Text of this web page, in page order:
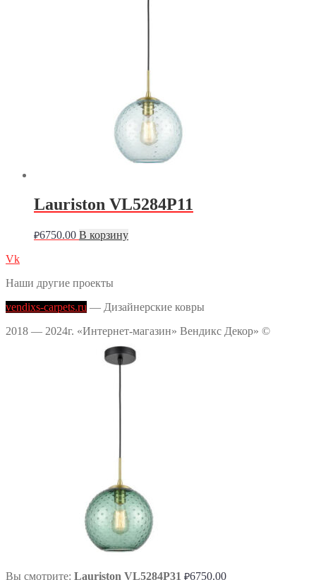
Lauriston VL5284P11
₽6750.00 В корзину
Vk
Наши другие проекты
vendixs-carpets.ru — Дизайнерские ковры
2018 — 2024г. «Интернет-магазин» Вендикс Декор» ©
Вы смотрите: Lauriston VL5284P31 ₽6750.00